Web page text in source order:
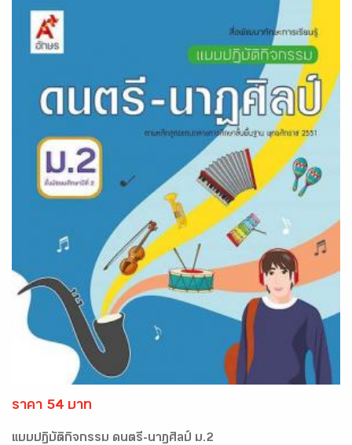
ราคา 54 บาท
แบบปฏิบัติกิจกรรม ดนตรี-นาฏศิลป์ ม.2